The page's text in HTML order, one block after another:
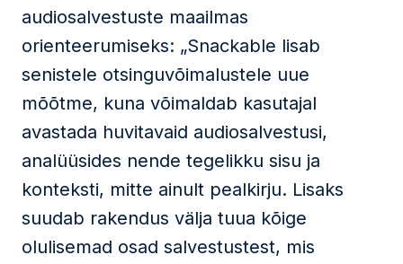
audiosalvestuste maailmas
orienteerumiseks: „Snackable lisab
senistele otsinguvõimalustele uue
mõõtme, kuna võimaldab kasutajal
avastada huvitavaid audiosalvestusi,
analüüsides nende tegelikku sisu ja
konteksti, mitte ainult pealkirju. Lisaks
suudab rakendus välja tuua kõige
olulisemad osad salvestustest, mis